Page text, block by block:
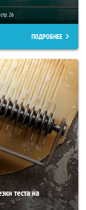
26
ПОДРОБНЕЕ
теста на